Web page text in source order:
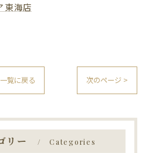
東海店
一覧に戻る 次のページ >
リー Categories